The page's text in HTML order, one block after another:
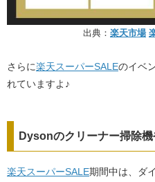
出典： 楽天市場
さらに楽天スーパーSALEのイベ
れていますよ♪
Dysonのクリーナー掃除
楽天スーパーSALE期間中は、ダ